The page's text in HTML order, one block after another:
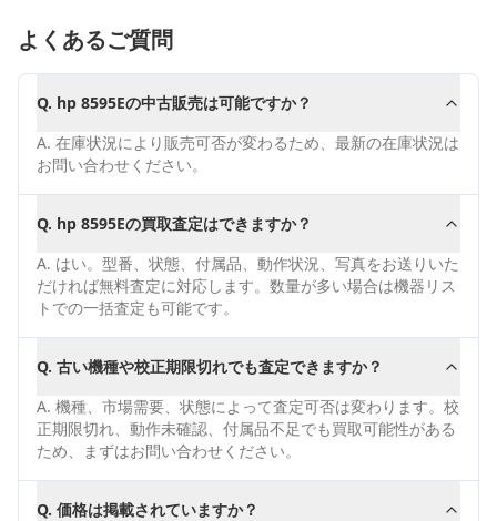
よくあるご質問
Q. hp 8595Eの中古販売は可能ですか？
A. 在庫状況により販売可否が変わるため、最新の在庫状況は
お問い合わせください。
Q. hp 8595Eの買取査定はできますか？
A. はい。型番、状態、付属品、動作状況、写真をお送りいた
だければ無料査定に対応します。数量が多い場合は機器リス
トでの一括査定も可能です。
Q. 古い機種や校正期限切れでも査定できますか？
A. 機種、市場需要、状態によって査定可否は変わります。校
正期限切れ、動作未確認、付属品不足でも買取可能性がある
ため、まずはお問い合わせください。
Q. 価格は掲載されていますか？